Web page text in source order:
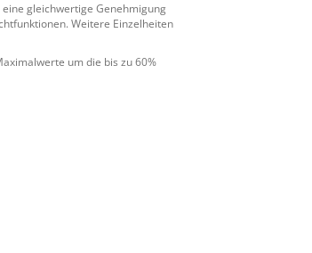
gleichwertige Genehmigung
Weitere Einzelheiten
um die bis zu 60%